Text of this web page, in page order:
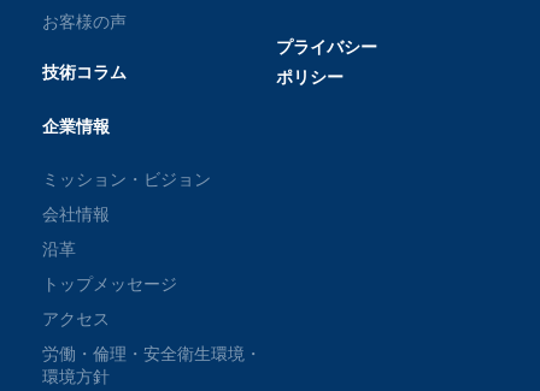
お客様の声
技術コラム
企業情報
ミッション・ビジョン
会社情報
沿革
トップメッセージ
アクセス
労働・倫理・安全衛生環境・
環境方針
プライバシー
ポリシー